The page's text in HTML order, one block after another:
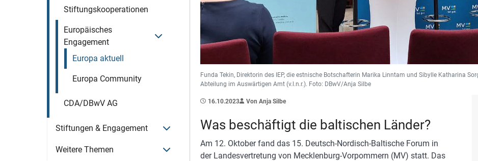
Stiftungskooperationen
Europäisches
Engagement
Menü öffnen
Europa aktuell
Europa Community
CDA/DBwV AG
Stiftungen & Engagement Menü öffnen
Weitere Themen Menü öffnen
Funda Tekin, Direktorin des IEP, die estnische Botschafterin Marika Linntam und Sibylle Katharina
Abteilung im Auswärtigen Amt (v.l.n.r.). Foto: DBwV/Anja Silbe
16.10.2023 Von Anja Silbe
Was beschäftigt die baltischen Länder?
Am 12. Oktober fand das 15. Deutsch-Nordisch-Baltische Forum in
der Landesvertretung von Mecklenburg-Vorpommern (MV) statt. Das